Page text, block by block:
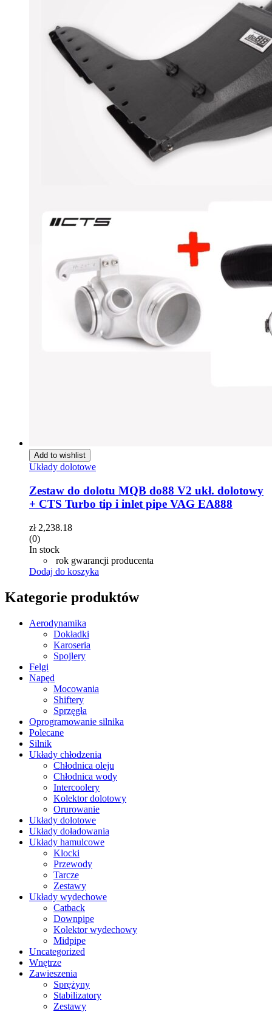
Add to wishlist
Układy dolotowe
Zestaw do dolotu MQB do88 V2 ukł. dolotowy
+ CTS Turbo tip i inlet pipe VAG EA888
zł2,238.18
(0)
In stock
rok gwarancji producenta
Dodaj do koszyka
Kategorie produktów
Aerodynamika
Dokładki
Karoseria
Spojlery
Felgi
Napęd
Mocowania
Shiftery
Sprzęgła
Oprogramowanie silnika
Polecane
Silnik
Układy chłodzenia
Chłodnica oleju
Chłodnica wody
Intercoolery
Kolektor dolotowy
Orurowanie
Układy dolotowe
Układy doładowania
Układy hamulcowe
Klocki
Przewody
Tarcze
Zestawy
Układy wydechowe
Catback
Downpipe
Kolektor wydechowy
Midpipe
Uncategorized
Wnętrze
Zawieszenia
Sprężyny
Stabilizatory
Zestawy